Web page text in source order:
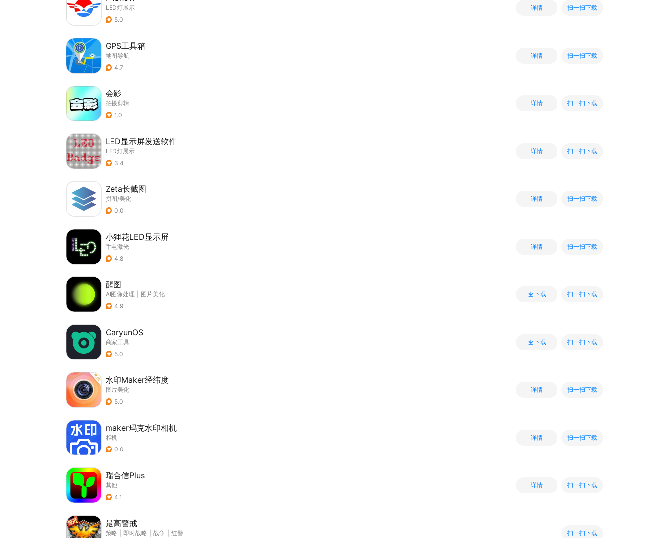
LED灯展示
5.0
详情 扫一扫下载
GPS工具箱
地图导航
4.7
详情 扫一扫下载
会影
拍摄剪辑
1.0
详情 扫一扫下载
LED显示屏发送软件
LED灯展示
3.4
详情 扫一扫下载
Zeta长截图
拼图/美化
0.0
详情 扫一扫下载
小狸花LED显示屏
手电激光
4.8
详情 扫一扫下载
醒图
AI图像处理
图片美化
4.9
下载 扫一扫下载
CaryunOS
商家工具
5.0
下载 扫一扫下载
水印Maker经纬度
图片美化
5.0
详情 扫一扫下载
maker玛克水印相机
相机
0.0
详情 扫一扫下载
瑞合信Plus
其他
4.1
详情 扫一扫下载
最高警戒
策略 即时战略 战争 红警 扫一扫下载